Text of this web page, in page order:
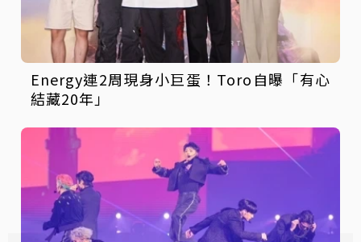
Energy連2周現身小巨蛋！Toro自曝「有心
結藏20年」